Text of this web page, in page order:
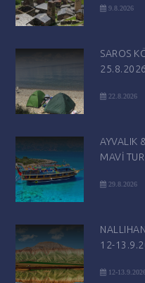
9.8.2026
SAROS
25.8.2026
22.8.2026
AYVALIK
MAVİ
29.8.2026
12-
12-